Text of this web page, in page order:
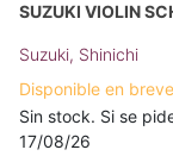
SUZUKI VIOLIN
Suzuki, Shinichi
Disponible en breve
Sin stock. Si se
17/08/26